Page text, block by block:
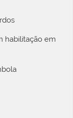
habilitação em